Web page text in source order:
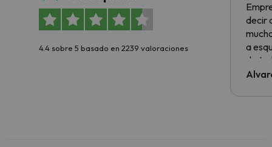
4.4 sobre 5 basado en 2239 valoraciones
decir
a
de
al
culpa